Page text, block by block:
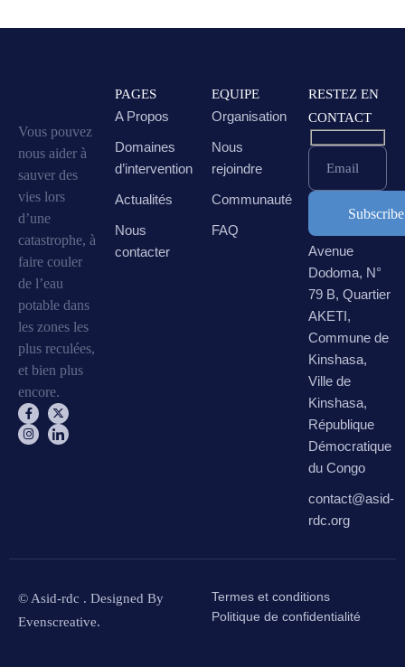
Vous pouvez
nous aider à
sauver des
vies lors
d’une
catastrophe, à
faire couler
de l’eau
potable dans
les zones les
plus reculées,
et bien plus
encore.
PAGES
A Propos
Domaines
d’intervention
Actualités
Nous
contacter
EQUIPE
Organisation
Nous
rejoindre
Communauté
FAQ
RESTEZ EN
CONTACT
Email
Avenue
Dodoma, N°
79 B, Quartier
AKETI,
Commune de
Kinshasa,
Ville de
Kinshasa,
République
Démocratique
du Congo
contact@asid-
rdc.org
© Asid-rdc . Designed By
Evenscreative.
Termes et conditions
Politique de confidentialité